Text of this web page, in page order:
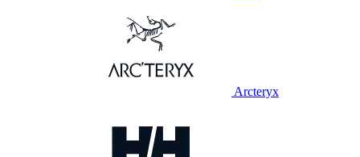
Arcteryx